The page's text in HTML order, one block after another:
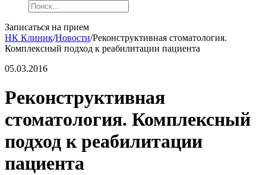
Записаться на прием
НК Клиник/Новости/Реконструктивная стоматология.
Комплексный подход к реабилитации пациента
05.03.2016
Реконструктивная
стоматология. Комплексный
подход к реабилитации
пациента